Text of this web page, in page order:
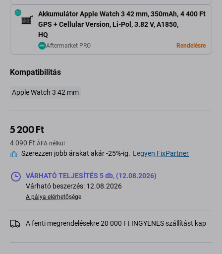
Akkumulátor Apple Watch 3 42 mm, 350mAh,
GPS + Cellular Version, Li-Pol, 3.82 V, A1850,
HQ
4 400 Ft
Aftermarket PRO Rendelésre
Kompatibilitás
Apple Watch 3 42 mm
5 200 Ft
4 090 Ft ÁFA nélkül
Szerezzen jobb árakat akár -25%-ig. Legyen FixPartner
VÁRHATÓ TELJESÍTÉS 5 db, (12.08.2026)
Várható beszerzés: 12.08.2026
A pálya elérhetősége
A fenti megrendelésekre 20 000 Ft INGYENES szállítást kap